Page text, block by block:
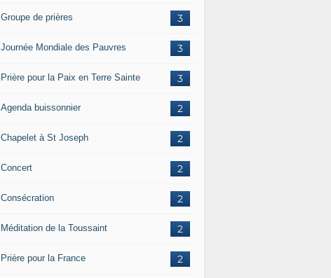
3
Groupe de prières
3
Journée Mondiale des Pauvres
3
Prière pour la Paix en Terre Sainte
2
Agenda buissonnier
2
Chapelet à St Joseph
2
Concert
2
Consécration
2
Méditation de la Toussaint
2
Prière pour la France